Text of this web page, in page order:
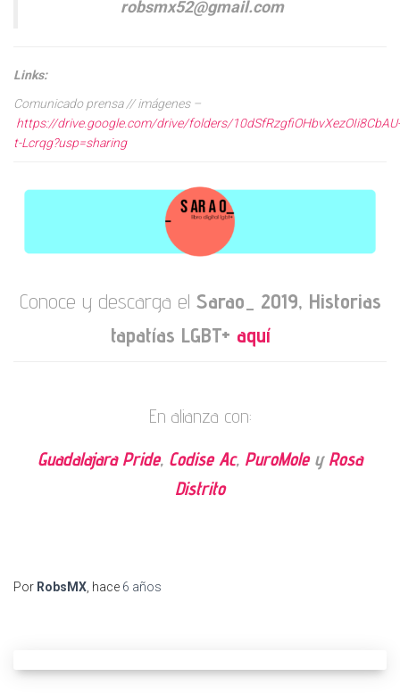
robsmx52@gmail.com
Links:
Comunicado prensa // imágenes –
https://drive.google.com/drive/folders/10dSfRzgfiOHbvXezOIi8CbAU-
t-Lcrqg?usp=sharing
Conoce y descarga el Sarao_ 2019, Historias
tapatías LGBT+ aquí
En alianza con:
Guadalajara Pride, Codise Ac, PuroMoley Rosa
Distrito
Por RobsMX , hace 6 años